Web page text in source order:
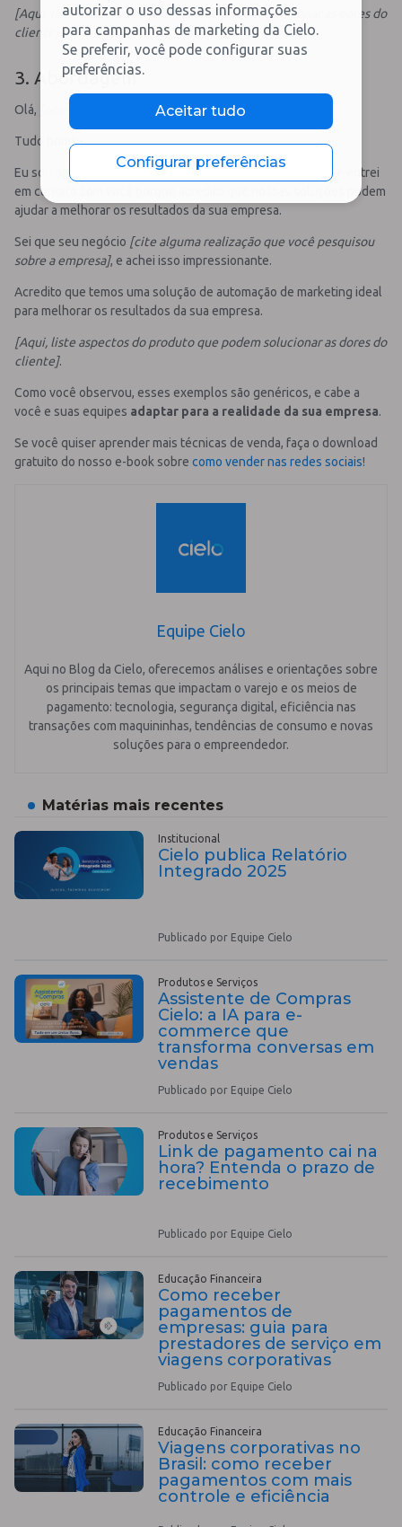
[Aqui, liste aspectos do produto que podem solucionar as dores do
cliente]
3. Abordagem
Olá,
Tudo bom?
Eu sou o(a) [seu nome] , sou consultor(a) da [seu negócio] e entrei
em contato com você porque acredito que nossas soluções podem
ajudar a melhorar os resultados da sua empresa.
Sei que seu negócio [cite alguma realização que você pesquisou
sobre a empresa], e achei isso impressionante.
Acredito que temos uma solução de automação de marketing ideal
para melhorar os resultados da sua empresa.
[Aqui, liste aspectos do produto que podem solucionar as dores do
cliente].
Como você observou, esses exemplos são genéricos, e cabe a
você e suas equipes adaptar para a realidade da sua empresa.
Se você quiser aprender mais técnicas de venda, faça o download
gratuito do nosso e-book sobre como vender nas redes sociais!
Equipe Cielo
Aqui no Blog da Cielo, oferecemos análises e orientações sobre
os principais temas que impactam o varejo e os meios de
pagamento: tecnologia, segurança digital, eficiência nas
transações com maquininhas, tendências de consumo e novas
soluções para o empreendedor.
Matérias mais recentes
Institucional
Cielo publica Relatório
Integrado 2025
Publicado por Equipe Cielo
Produtos e Serviços
Assistente de Compras
Cielo: a IA para e-
commerce que
transforma conversas em
vendas
Publicado por Equipe Cielo
Produtos e Serviços
Link de pagamento cai na
hora? Entenda o prazo de
recebimento
Publicado por Equipe Cielo
Educação Financeira
Como receber
pagamentos de
empresas: guia para
prestadores de serviço em
viagens corporativas
Publicado por Equipe Cielo
Educação Financeira
Viagens corporativas no
Brasil: como receber
pagamentos com mais
controle e eficiência
autorizar o uso dessas informações
para campanhas de marketing da Cielo.
Se preferir, você pode configurar suas
preferências.
Aceitar tudo
Configurar preferências